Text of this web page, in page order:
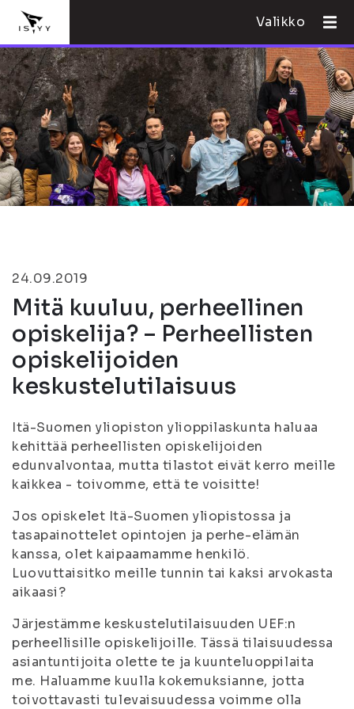
Valikko
24.09.2019
Mitä kuuluu, perheellinen
opiskelija? – Perheellisten
opiskelijoiden
keskustelutilaisuus
Itä-Suomen yliopiston ylioppilaskunta haluaa
kehittää perheellisten opiskelijoiden
edunvalvontaa, mutta tilastot eivät kerro meille
kaikkea - toivomme, että te voisitte!
Jos opiskelet Itä-Suomen yliopistossa ja
tasapainottelet opintojen ja perhe-elämän
kanssa, olet kaipaamamme henkilö.
Luovuttaisitko meille tunnin tai kaksi arvokasta
aikaasi?
Järjestämme keskustelutilaisuuden UEF:n
perheellisille opiskelijoille. Tässä tilaisuudessa
asiantuntijoita olette te ja kuunteluoppilaita
me. Haluamme kuulla kokemuksianne, jotta
toivottavasti tulevaisuudessa voimme olla